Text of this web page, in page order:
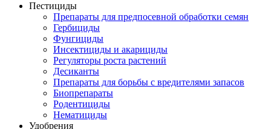
Пестициды
Препараты для предпосевной обработки семян
Гербициды
Фунгициды
Инсектициды и акарициды
Регуляторы роста растений
Десиканты
Препараты для борьбы с вредителями запасов
Биопрепараты
Родентициды
Нематициды
Удобрения